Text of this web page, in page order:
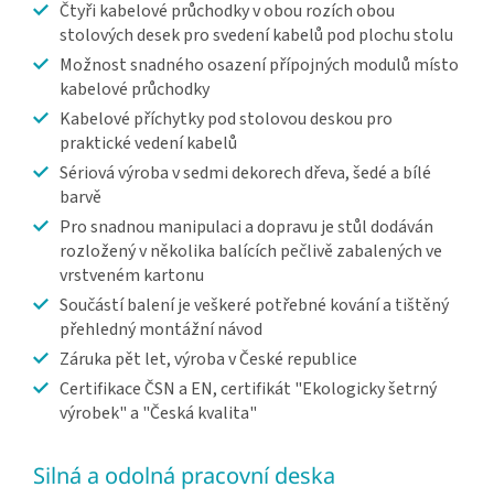
Čtyři kabelové průchodky v obou rozích obou
stolových desek pro svedení kabelů pod plochu stolu
Možnost snadného osazení přípojných modulů místo
kabelové průchodky
Kabelové příchytky pod stolovou deskou pro
praktické vedení kabelů
Sériová výroba v sedmi dekorech dřeva, šedé a bílé
barvě
Pro snadnou manipulaci a dopravu je stůl dodáván
rozložený v několika balících pečlivě zabalených ve
vrstveném kartonu
Součástí balení je veškeré potřebné kování a tištěný
přehledný montážní návod
Záruka pět let, výroba v České republice
Certifikace ČSN a EN, certifikát "Ekologicky šetrný
výrobek" a "Česká kvalita"
Silná a odolná pracovní deska